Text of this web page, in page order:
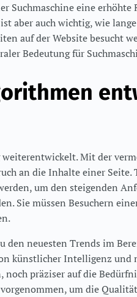
Suchmaschine eine erhöhte
aber auch wichtig, wie
auf der Website besucht
Bedeutung für
Mit der
an die Inhalte einer Seite.
um den steigenden
Sie müssen Besuchern
neuesten Trends im
künstlicher Intelligenz und
noch präziser auf die
um die